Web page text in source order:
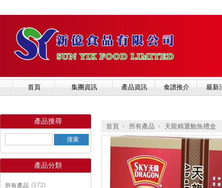
首頁 集團資訊 產品資訊 食譜推介 最新
產品搜尋
產品分類
所有產品 (172)
首頁 所有產品
»
天龍精選鮑魚禮盒